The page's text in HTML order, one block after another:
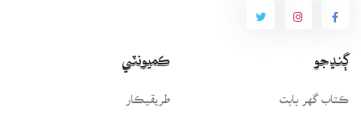
ڳنڍجو
ڪتاب گهر بابت
ڪميونٽي
طريقيڪار